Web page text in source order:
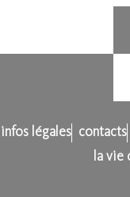
infos légales contacts
la vie